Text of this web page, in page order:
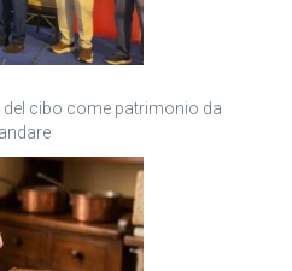
del cibo come patrimonio da